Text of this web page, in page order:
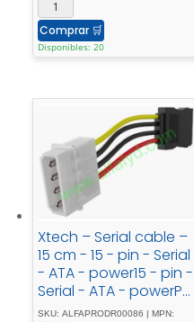
Comprar 🛒
Disponibles: 20
Xtech – Serial cable –
15 cm - 15 - pin - Serial
- ATA - power15 - pin -
Serial - ATA - powerPC
- card - adapter
SKU: ALFAPRODR00086 | MPN: